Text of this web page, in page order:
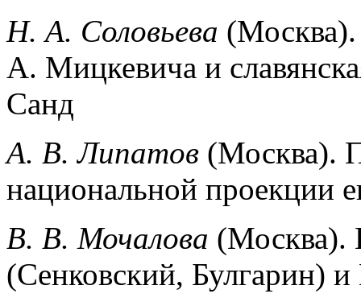
Н. А. Соловьева
А. Мицкевича и
Санд
А. В. Липатов (Москва).
национальной проекции
В. В. Мочалова (Москва).
(Сенковский, Булгарин)